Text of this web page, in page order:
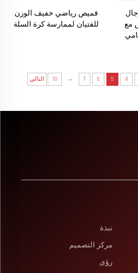
مع
قميص رياضي خفيف الوزن
للفتيان لممارسة كرة السلة
4
5
6
7
...
10 التالي
نبذة
مركز التصميم
رؤى